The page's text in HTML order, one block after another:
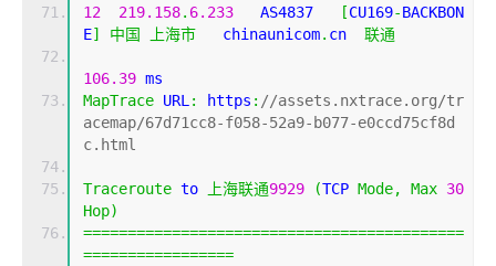
12
219.158. 6.233
   AS4837
[CU169-BACKBON
E] 中国 上海市
   chinaunicom
. cn 联通
106.39 ms
MapTrace URL : https : //assets.nxtrace.org/tr
acemap/67d71cc8-f058-52a9-b077-e0ccd75cf8d
c.html
Traceroute to 上海联通9929 (TCP Mode, Max 30
Hop)
===========================================
=================